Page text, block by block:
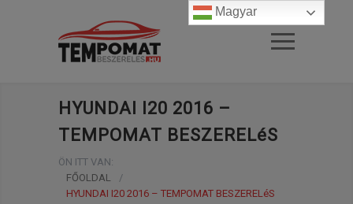
HYUNDAI I20 2016 –
TEMPOMAT BESZERELéS
ÖN ITT VAN:
FŐOLDAL
/
HYUNDAI I20 2016 – TEMPOMAT BESZERELéS
Magyar